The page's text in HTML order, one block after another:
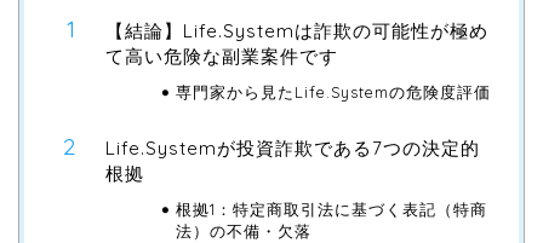
【結論】Life.Systemは詐欺の可能性が極め
て高い危険な副業案件です
専門家から見たLife.Systemの危険度評価
Life.Systemが投資詐欺である7つの決定的
根拠
根拠1：特定商取引法に基づく表記（特商
法）の不備・欠落